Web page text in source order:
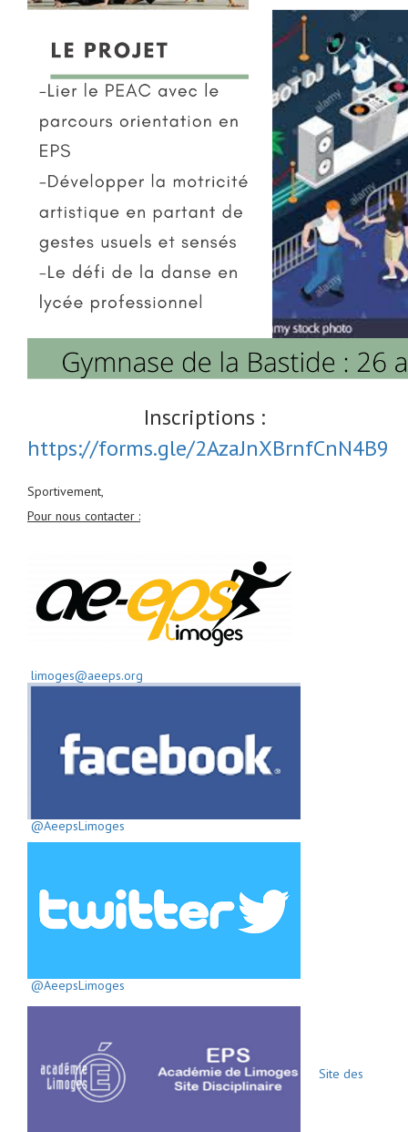
Inscriptions :
https://forms.gle/2AzaJnXBrnfCnN4B9
Sportivement,
Pour nous contacter :
limoges@aeeps.org
@AeepsLimoges
@AeepsLimoges
Site des